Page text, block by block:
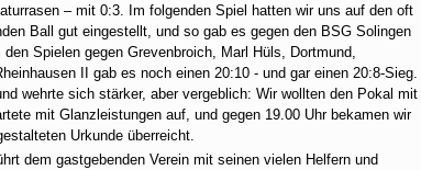
– mit 0:3. Im folgenden Spiel hatten wir uns auf den oft
Ball gut eingestellt, und so gab es gegen den BSG Solingen
Spielen gegen Grevenbroich, Marl Hüls, Dortmund,
II gab es noch einen 20:10 - und gar einen 20:8-Sieg.
wehrte sich stärker, aber vergeblich: Wir wollten den Pokal mit
mit Glanzleistungen auf, und gegen 19.00 Uhr bekamen wir
Urkunde überreicht.
dem gastgebenden Verein mit seinen vielen Helfern und